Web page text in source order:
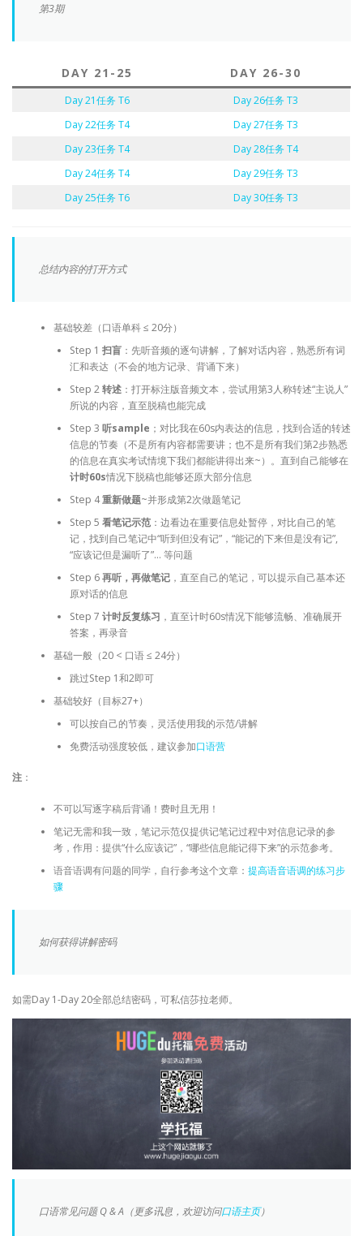
第3期
DAY 21-25 DAY 26-30
Day 21任务 T6
Day 26任务 T3
Day 22任务 T4
Day 27任务 T3
Day 23任务 T4
Day 28任务 T4
Day 24任务 T4
Day 29任务 T3
Day 25任务 T6
Day 30任务 T3
总结内容的打开方式
基础较差（口语单科 ≤ 20分）
Step 1 扫盲：先听音频的逐句讲解，了解对话内容，熟悉所有词
汇和表达（不会的地方记录、背诵下来）
Step 2转述：打开标注版音频文本，尝试用第3人称转述“主说人”
所说的内容，直至脱稿也能完成
Step 3 听sample ；对比我在60s内表达的信息，找到合适的转述
信息的节奏（不是所有内容都需要讲；也不是所有我们第2步熟悉
的信息在真实考试情境下我们都能讲得出来~）。直到自己能够在
计时60s情况下脱稿也能够还原大部分信息
Step 4重新做题~并形成第2次做题笔记
Step 5 看笔记示范：边看边在重要信息处暂停，对比自己的笔
记，找到自己笔记中“听到但没有记”，“能记的下来但是没有记”,
“应该记但是漏听了”… 等问题
Step 6再听，再做笔记，直至自己的笔记，可以提示自己基本还
原对话的信息
Step 7 计时反复练习 ，直至计时60s情况下能够流畅、准确展开
答案，再录音
基础一般（20 < 口语 ≤ 24分）
跳过Step 1和2即可
基础较好（目标27+）
可以按自己的节奏，灵活使用我的示范/讲解
免费活动强度较低，建议参加口语营
注 ：
不可以写逐字稿后背诵！费时且无用！
笔记无需和我一致，笔记示范仅提供记笔记过程中对信息记录的参
考，作用：提供“什么应该记”，“哪些信息能记得下来”的示范参考。
语音语调有问题的同学，自行参考这个文章： 提高语音语调的练习步
骤
如何获得讲解密码
如需Day 1-Day 20全部总结密码，可私信莎拉老师。
口语常见问题 Q & A（更多讯息，欢迎访问口语主页）